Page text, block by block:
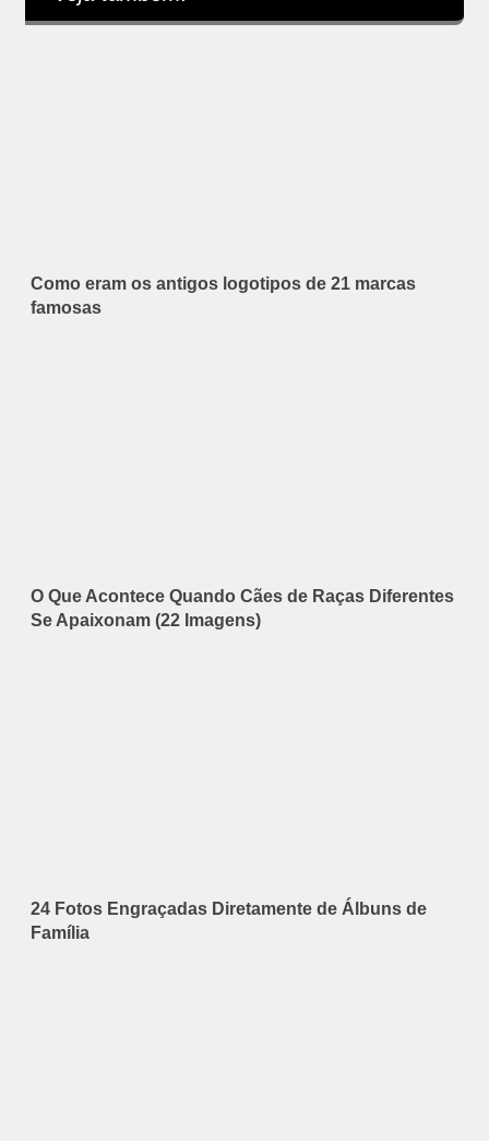
Como eram os antigos logotipos de 21 marcas
famosas
O Que Acontece Quando Cães de Raças Diferentes
Se Apaixonam (22 Imagens)
24 Fotos Engraçadas Diretamente de Álbuns de
Família